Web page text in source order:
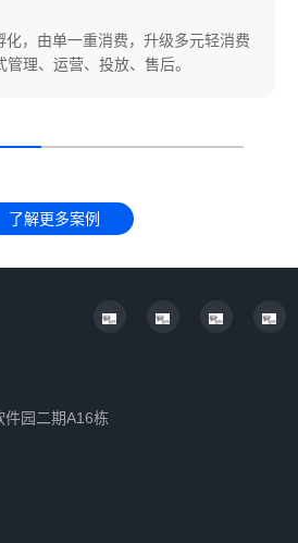
化，由单一重消费，升级多元轻消费
理、运营、投放、售后。
了解更多案例
件园二期A16栋